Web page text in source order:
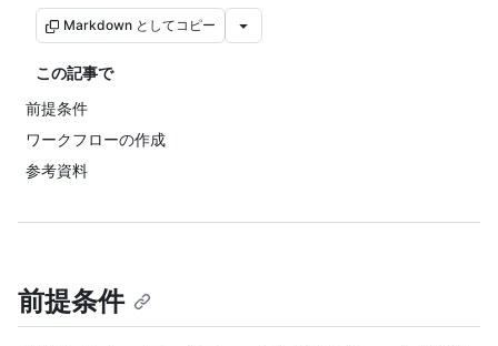
Markdown としてコピー
この記事で
前提条件
ワークフローの作成
参考資料
前提条件